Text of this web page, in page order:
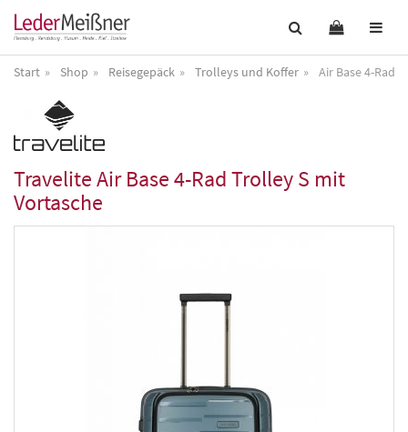
Start Shop Reisegepäck Trolleys und Koffer Air Base 4-Rad
TraveliteAir Base 4-Rad Trolley S mit
Vortasche